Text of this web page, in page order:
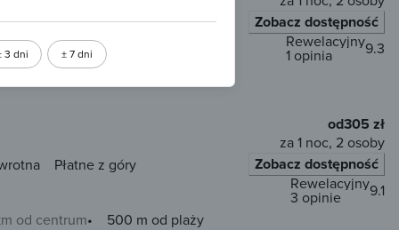
3 dni ± 7 dni
Zobacz dostępność
9.3
Rewelacyjny
1 opinia
Płatne z góry
od305 zł
za 1 noc, 2 osoby
Zobacz dostępność
od centrum 500 m od plaży
9.1
Rewelacyjny
3 opinie